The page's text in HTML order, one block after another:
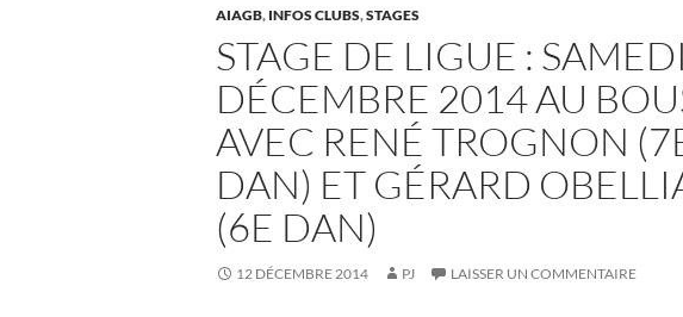
AIAGB, INFOS CLUBS,STAGES
STAGE DE LIGUE :
DÉCEMBRE 2014 AU
AVEC RENÉ TROGNON
DAN) ET GÉRARD
(6E DAN)
12 DÉCEMBRE 2014 PJ LAISSER UN COMMENTAIRE